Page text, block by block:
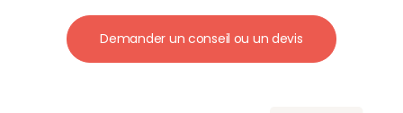
Demander un conseil ou un devis